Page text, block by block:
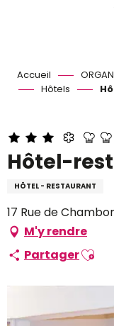
Accueil
Hôtels
Hôtel-
HÔTEL - RESTAURANT
17 Rue de
M'y rendre
Partager